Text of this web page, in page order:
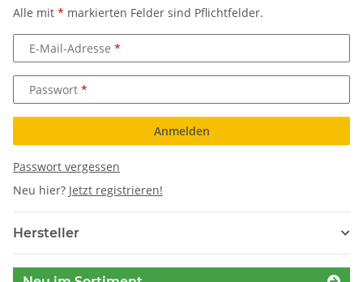
Alle mit * markierten Felder sind Pflichtfelder.
E-Mail-Adresse
Passwort
Anmelden
Passwort vergessen
Neu hier? Jetzt registrieren!
Hersteller